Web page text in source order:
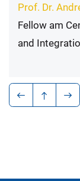
Prof. Dr.
Fellow am
and